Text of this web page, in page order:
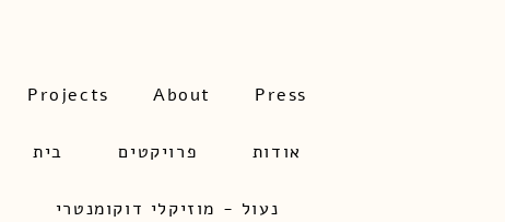
Projects About Press
בית פרויקטים אודות
נעול - מוזיקלי דוקומנטרי